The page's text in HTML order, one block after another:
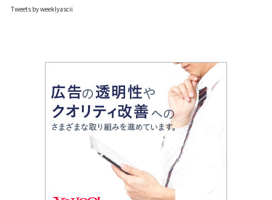
Tweets by weeklyascii